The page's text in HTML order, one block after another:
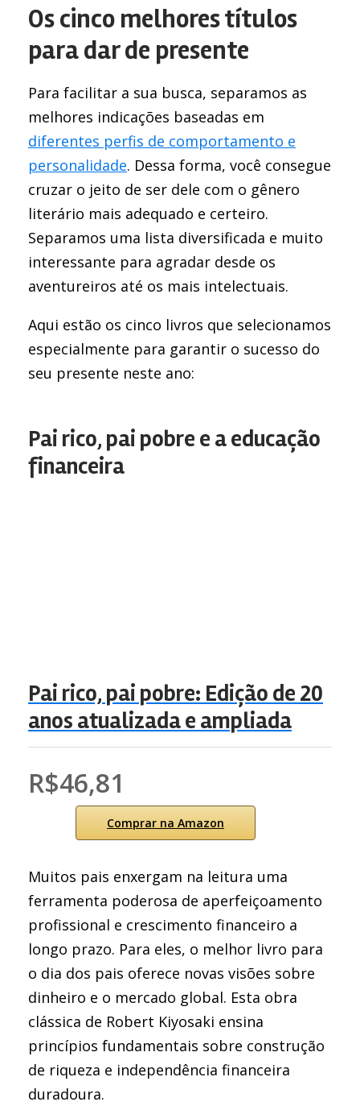
Os cinco melhores títulos
para dar de presente
Para facilitar a sua busca, separamos as
melhores indicações baseadas em
diferentes perfis de comportamento e
personalidade. Dessa forma, você consegue
cruzar o jeito de ser dele com o gênero
literário mais adequado e certeiro.
Separamos uma lista diversificada e muito
interessante para agradar desde os
aventureiros até os mais intelectuais.
Aqui estão os cinco livros que selecionamos
especialmente para garantir o sucesso do
seu presente neste ano:
Pai rico, pai pobre e a educação
financeira
Pai rico, pai pobre: Edição de 20
anos atualizada e ampliada
R$46,81
Comprar na Amazon
Muitos pais enxergam na leitura uma
ferramenta poderosa de aperfeiçoamento
profissional e crescimento financeiro a
longo prazo. Para eles, o melhor livro para
o dia dos pais oferece novas visões sobre
dinheiro e o mercado global. Esta obra
clássica de Robert Kiyosaki ensina
princípios fundamentais sobre construção
de riqueza e independência financeira
duradoura.